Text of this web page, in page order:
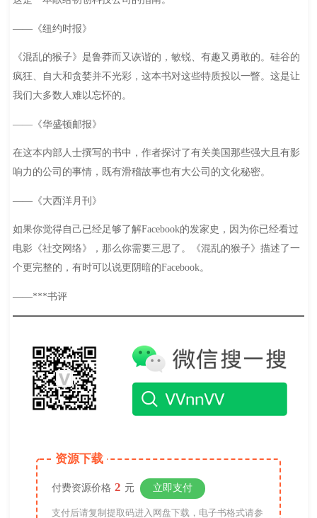
——《纽约时报》
《混乱的猴子》是鲁莽而又诙谐的，敏锐、有趣又勇敢的。硅谷的
疯狂、自大和贪婪并不光彩，这本书对这些特质投以一瞥。这是让
我们大多数人难以忘怀的。
——《华盛顿邮报》
在这本内部人士撰写的书中，作者探讨了有关美国那些强大且有影
响力的公司的事情，既有滑稽故事也有大公司的文化秘密。
——《大西洋月刊》
如果你觉得自己已经足够了解Facebook的发家史，因为你已经看过
电影《社交网络》，那么你需要三思了。《混乱的猴子》描述了一
个更完整的，有时可以说更阴暗的Facebook。
——***书评
资源下载
付费资源价格 2 元 立即支付
支付后请复制提取码进入网盘下载，电子书格式请参